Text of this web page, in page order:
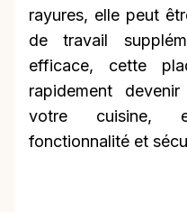
rayures, elle peut
de travail
efficace, cette
rapidement
votre cuisine,
fonctionnalité et